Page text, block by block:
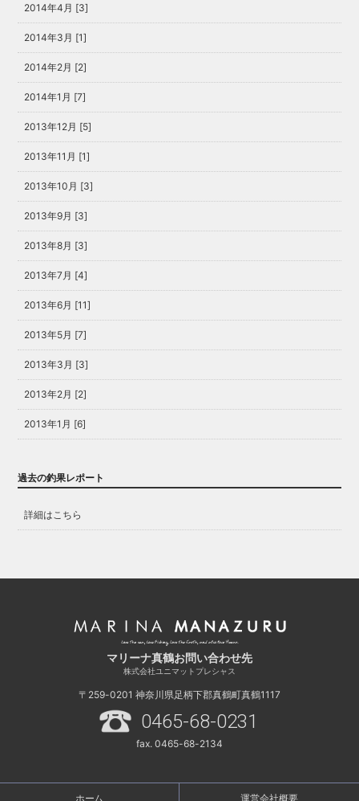
2014年4月 [3]
2014年3月 [1]
2014年2月 [2]
2014年1月 [7]
2013年12月 [5]
2013年11月 [1]
2013年10月 [3]
2013年9月 [3]
2013年8月 [3]
2013年7月 [4]
2013年6月 [11]
2013年5月 [7]
2013年3月 [3]
2013年2月 [2]
2013年1月 [6]
過去の釣果レポート
詳細はこちら
マリーナ真鶴お問い合わせ先
株式会社ユニマットプレシャス
〒259-0201 神奈川県足柄下郡真鶴町真鶴1117
0465-68-0231
fax. 0465-68-2134
ホーム 運営会社概要